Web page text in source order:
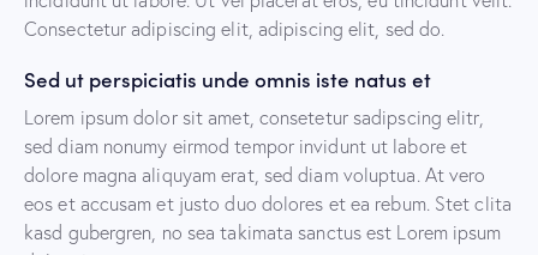
Consectetur adipiscing elit, adipiscing elit, sed do.
Sed ut perspiciatis unde omnis iste natus et
Lorem ipsum dolor sit amet, consetetur sadipscing elitr,
sed diam nonumy eirmod tempor invidunt ut labore et
dolore magna aliquyam erat, sed diam voluptua. At vero
eos et accusam et justo duo dolores et ea rebum. Stet clita
kasd gubergren, no sea takimata sanctus est Lorem ipsum